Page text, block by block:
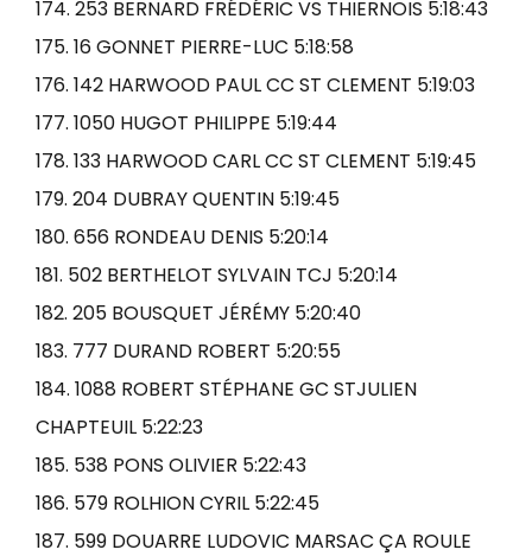
174. 253 BERNARD FRÉDÉRIC VS THIERNOIS 5:18:43
175. 16 GONNET PIERRE-LUC 5:18:58
176. 142 HARWOOD PAUL CC ST CLEMENT 5:19:03
177. 1050 HUGOT PHILIPPE 5:19:44
178. 133 HARWOOD CARL CC ST CLEMENT 5:19:45
179. 204 DUBRAY QUENTIN 5:19:45
180. 656 RONDEAU DENIS 5:20:14
181. 502 BERTHELOT SYLVAIN TCJ 5:20:14
182. 205 BOUSQUET JÉRÉMY 5:20:40
183. 777 DURAND ROBERT 5:20:55
184. 1088 ROBERT STÉPHANE GC STJULIEN
CHAPTEUIL 5:22:23
185. 538 PONS OLIVIER 5:22:43
186. 579 ROLHION CYRIL 5:22:45
187. 599 DOUARRE LUDOVIC MARSAC ÇA ROULE